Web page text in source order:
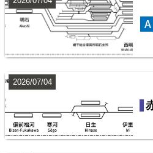
配線略図で辿るス
楽天市場 書泉 BOOTH
2026/07/04